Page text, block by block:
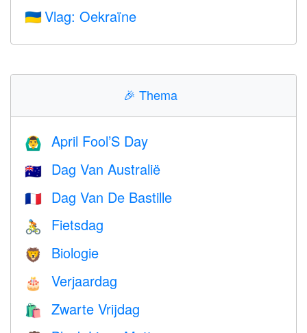
🇺🇦 Vlag: Oekraïne
🎉 Thema
🙆‍♂️ April Fool’S Day
🇦🇺 Dag Van Australië
🇫🇷 Dag Van De Bastille
🚴 Fietsdag
🦁 Biologie
🎂 Verjaardag
🛍 Zwarte Vrijdag